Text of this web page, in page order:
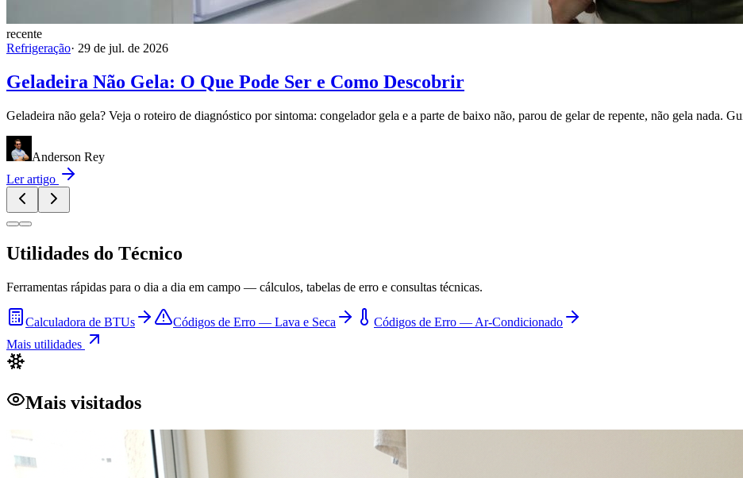
recente
Refrigeração· 29 de jul. de 2026
Geladeira Não Gela: O Que Pode Ser e Como Descobrir
Geladeira não gela? Veja o roteiro de diagnóstico por sintoma: congelador gela e a parte de baixo não, parou de gelar de repente, não gela nada.
Anderson Rey
Ler artigo
Utilidades do Técnico
Ferramentas rápidas para o dia a dia em campo — cálculos, tabelas de erro e consultas técnicas.
Calculadora de BTUs Códigos de Erro — Lava e Seca
Códigos de Erro — Ar-Condicionado
Mais utilidades
Mais visitados